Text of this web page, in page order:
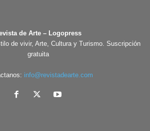
de Arte – Logopress
de vivir, Arte, Cultura y Turismo. Suscripción
gratuita
info@revistadearte.com